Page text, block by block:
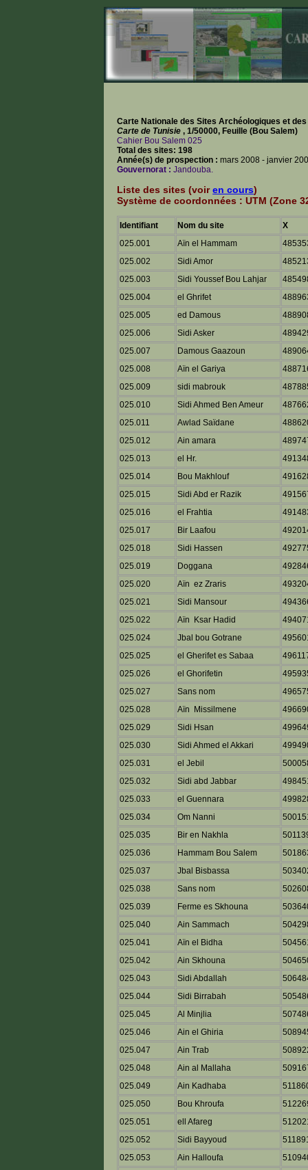
Carte Nationale des Sites Archéologiques et
Carte de Tunisie, 1/50000, Feuille (Bou Salem)
Cahier Bou Salem 025
Total des sites: 198
Année(s) de prospection :mars 2008 - janvier
Gouvernorat :Jandouba.
Liste des sites (voiren cours)
Système de coordonnées : UTM (Zone
Identifiant Nom du site
X
025.001
Aïn el Hammam
025.002
Sidi Amor
025.003
Sidi Youssef Bou Lahjar
025.004
el Ghrifet
025.005
ed Damous
025.006
Sidi Asker
025.007
Damous Gaazoun
025.008
Aïn el Gariya
025.009
sidi mabrouk
025.010
Sidi Ahmed Ben Ameur
025.011
Awlad Saïdane
025.012
Ain amara
025.013
el Hr.
025.014
Bou Makhlouf
025.015
Sidi Abd er Razik
025.016
el Frahtia
025.017
Bir Laafou
025.018
Sidi Hassen
025.019
Doggana
025.020
Aïn ez Zraris
025.021
Sidi Mansour
025.022
Aïn Ksar Hadid
025.024
Jbal bou Gotrane
025.025
el Gherifet es Sabaa
025.026
el Ghorifetin
025.027
Sans nom
025.028
Aïn Missilmene
025.029
Sidi Hsan
025.030
Sidi Ahmed el Akkari
025.031
el Jebil
025.032
Sidi abd Jabbar
025.033
el Guennara
025.034
Om Nanni
025.035
Bir en Nakhla
025.036
Hammam Bou Salem
025.037
Jbal Bisbassa
025.038
Sans nom
025.039
Ferme es Skhouna
025.040
Ain Sammach
025.041
Aïn el Bidha
025.042
Ain Skhouna
025.043
Sidi Abdallah
025.044
Sidi Birrabah
025.045
Al Minjlia
025.046
Ain el Ghiria
025.047
Ain Trab
025.048
Ain al Mallaha
025.049
Ain Kadhaba
025.050
Bou Khroufa
025.051
ell Afareg
025.052
Sidi Bayyoud
025.053
Ain Halloufa